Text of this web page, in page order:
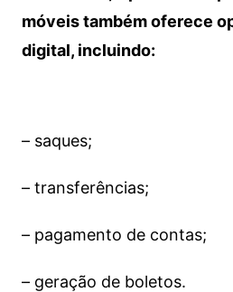
móveis também oferece
digital, incluindo:
– saques;
– transferências;
– pagamento de contas;
– geração de boletos.